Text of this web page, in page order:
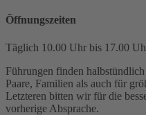
Öffnungszeiten
Täglich 10.00 Uhr bis 17.00
Führungen finden
Paare, Familien als auch für
Letzteren bitten wir für die
vorherige Absprache.